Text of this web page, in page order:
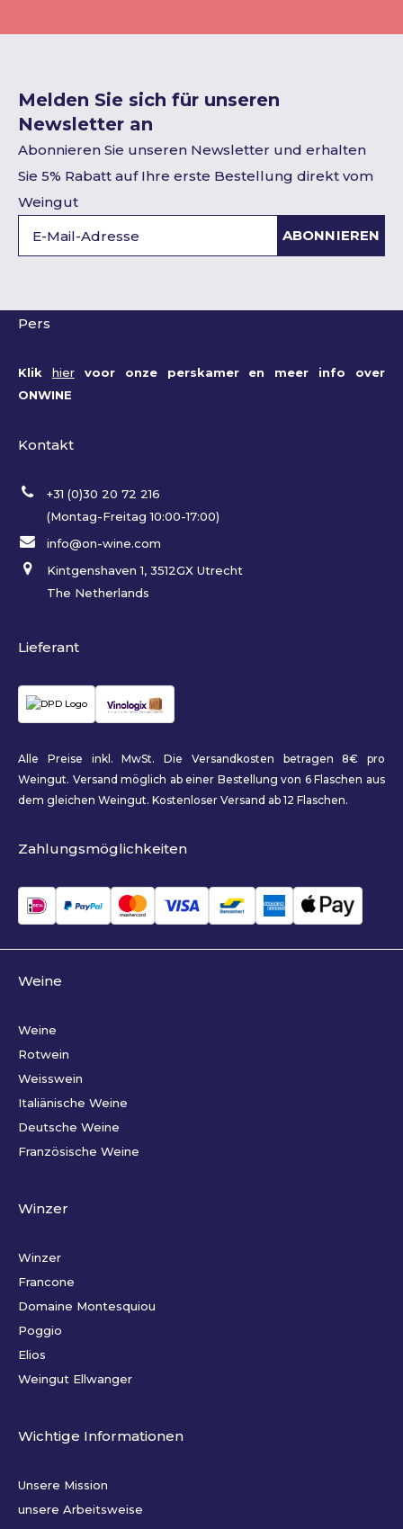
Melden Sie sich für unseren
Newsletter an
Abonnieren Sie unseren Newsletter und erhalten
Sie 5% Rabatt auf Ihre erste Bestellung direkt vom
Weingut
ABONNIEREN
Pers
Klik hiervoor onze perskamer en meer info over
ONWINE
Kontakt
+31 (0)30 20 72 216
(Montag-Freitag 10:00-17:00)
info@on-wine.com
Kintgenshaven 1, 3512GX Utrecht
The Netherlands
Lieferant
Alle Preise inkl. MwSt. Die Versandkosten betragen 8€ pro
Weingut. Versand möglich ab einer Bestellung von 6 Flaschen aus
dem gleichen Weingut. Kostenloser Versand ab 12 Flaschen.
Zahlungsmöglichkeiten
Weine
Weine
Rotwein
Weisswein
Italiänische Weine
Deutsche Weine
Französische Weine
Winzer
Winzer
Francone
Domaine Montesquiou
Poggio
Elios
Weingut Ellwanger
Wichtige Informationen
Unsere Mission
unsere Arbeitsweise